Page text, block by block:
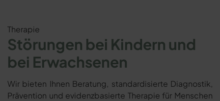
Therapie
Störungen bei Kindern und
bei Erwachsenen
Wir bieten Ihnen Beratung, standardisierte Diagnostik,
Prävention und evidenzbasierte Therapie für Menschen